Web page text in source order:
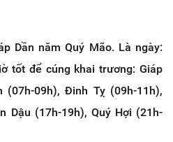
Dần năm Quý Mão. Là ngày:
tốt để cúng khai trương: Giáp
(07h-09h), Đinh Tỵ (09h-11h),
Dậu (17h-19h), Quý Hợi (21h-